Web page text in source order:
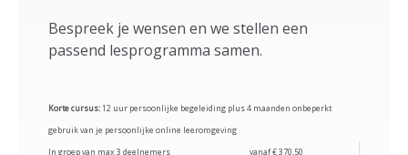
Bespreek je wensen en we stellen een
passend lesprogramma samen.
Korte cursus:12 uur persoonlijke begeleiding plus 4 maanden onbeperkt
gebruik van je persoonlijke online leeromgeving
In groep van max 3 deelnemers
vanaf € 370,50